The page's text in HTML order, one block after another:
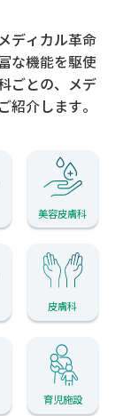
ディカル革命
な機能を駆使
ごとの、メデ
紹介します。
美容皮膚科
皮膚科
育児施設